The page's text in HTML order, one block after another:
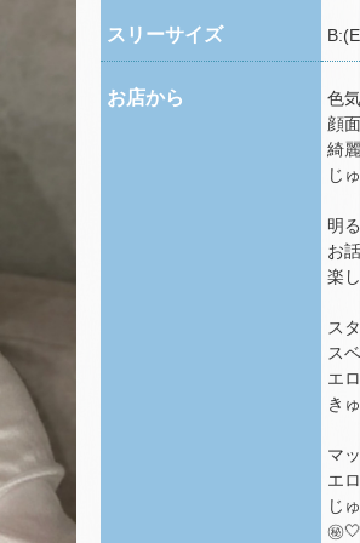
スリーサイズ
お店から
色
顔
綺
じ
明
お
楽
ス
ス
エ
き
マ
エ
じ
㊙️🤍